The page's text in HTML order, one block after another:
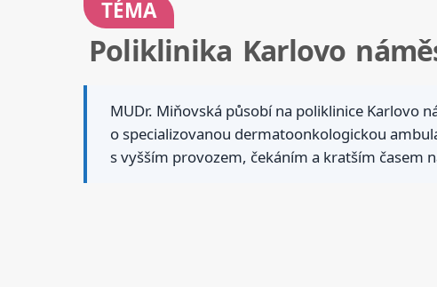
TÉMA
Poliklinika Karlovo
MUDr. Miňovská působí na poliklinice Karlovo
o specializovanou dermatoonkologickou
s vyšším provozem, čekáním a kratším časem